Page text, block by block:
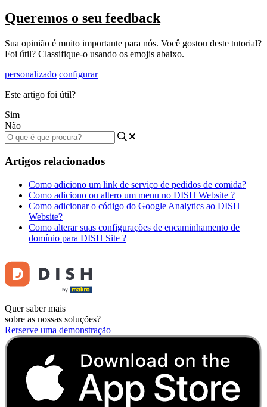
Queremos o seu feedback
Sua opinião é muito importante para nós. Você gostou deste tutorial?
Foi útil? Classifique-o usando os emojis abaixo.
personalizado configurar
Este artigo foi útil?
Sim
Não
Artigos relacionados
Como adiciono um link de serviço de pedidos de comida?
Como adiciono ou altero um menu no DISH Website ?
Como adicionar o código do Google Analytics ao DISH
Website?
Como alterar suas configurações de encaminhamento de
domínio para DISH Site ?
Quer saber mais
sobre as nossas soluções?
Rerserve uma demonstração